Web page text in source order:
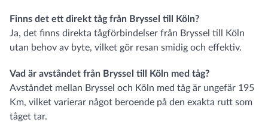
Finns det ett direkt tåg från Bryssel till Köln?
Ja, det finns direkta tågförbindelser från Bryssel till Köln
utan behov av byte, vilket gör resan smidig och effektiv.
Vad är avståndet från Bryssel till Köln med tåg?
Avståndet mellan Bryssel och Köln med tåg är ungefär 195
Km, vilket varierar något beroende på den exakta rutt som
tåget tar.